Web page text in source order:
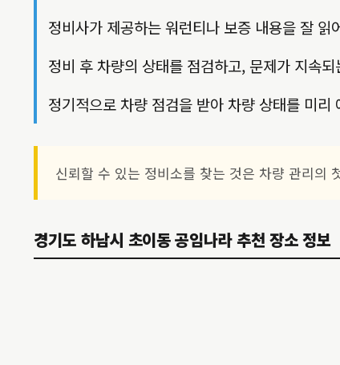
정비사가 제공하는 워런티나 보증 내용을 잘 읽
정비 후 차량의 상태를 점검하고, 문제가 지속
정기적으로 차량 점검을 받아 차량 상태를 미리
신뢰할 수 있는 정비소를 찾는 것은 차량 관리의
경기도 하남시 초이동 공임나라 추천 장소 정보